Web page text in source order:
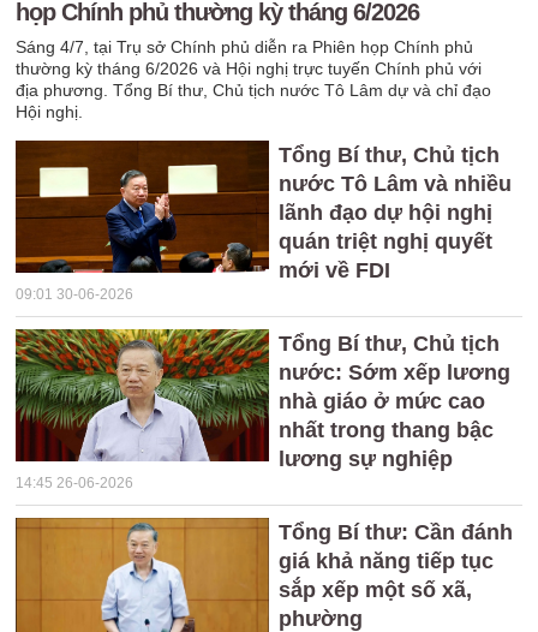
họp Chính phủ thường kỳ tháng 6/2026
Sáng 4/7, tại Trụ sở Chính phủ diễn ra Phiên họp Chính phủ
thường kỳ tháng 6/2026 và Hội nghị trực tuyến Chính phủ với
địa phương. Tổng Bí thư, Chủ tịch nước Tô Lâm dự và chỉ đạo
Hội nghị.
Tổng Bí thư, Chủ tịch
nước Tô Lâm và nhiều
lãnh đạo dự hội nghị
quán triệt nghị quyết
mới về FDI
09:01 30-06-2026
Tổng Bí thư, Chủ tịch
nước: Sớm xếp lương
nhà giáo ở mức cao
nhất trong thang bậc
lương sự nghiệp
14:45 26-06-2026
Tổng Bí thư: Cần đánh
giá khả năng tiếp tục
sắp xếp một số xã,
phường